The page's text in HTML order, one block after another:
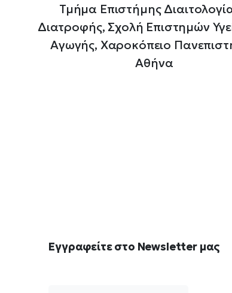
Τμήμα Επιστήμης
Διατροφής, Σχολή Επιστημών
Αγωγής, Χαροκόπειο
Αθήνα
Εγγραφείτεστο Newsletter μας